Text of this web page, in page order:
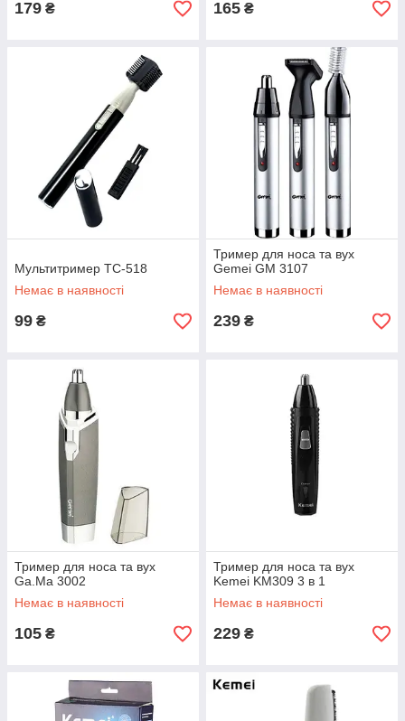
179 ₴ 165 ₴
Мультитример TC-518
Немає в наявності
99 ₴
Тример для носа та вух
Gemei GM 3107
Немає в наявності
239 ₴
Тример для носа та вух
Ga.Ma 3002
Немає в наявності
105 ₴
Тример для носа та вух
Kemei KM309 3 в 1
Немає в наявності
229 ₴